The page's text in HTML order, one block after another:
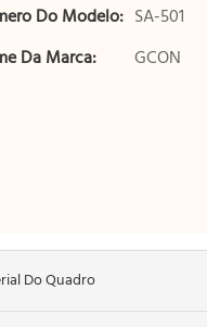
Do Modelo: SA-501
Da Marca:
GCON
Do Quadro